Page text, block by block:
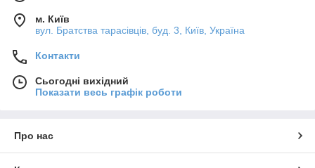
м. Київ
вул. Братства тарасівців, буд. 3, Київ, Україна
Контакти
Сьогодні вихідний
Показати весь графік роботи
Про нас